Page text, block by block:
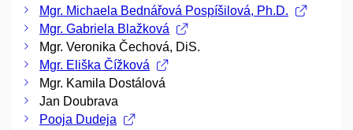
Mgr. Michaela Bednářová Pospíšilová, Ph.D.
Mgr. Gabriela Blažková
Mgr. Veronika Čechová, DiS.
Mgr. Eliška Čížková
Mgr. Kamila Dostálová
Jan Doubrava
Pooja Dudeja